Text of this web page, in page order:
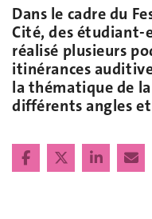
Dans le cadre du
Cité, des étudiant-
réalisé plusieurs
itinérances
la thématique de
différents angles